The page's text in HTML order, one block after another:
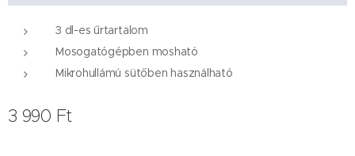
3 dl-es űrtartalom
Mosogatógépben mosható
Mikrohullámú sütőben használható
3 990 Ft